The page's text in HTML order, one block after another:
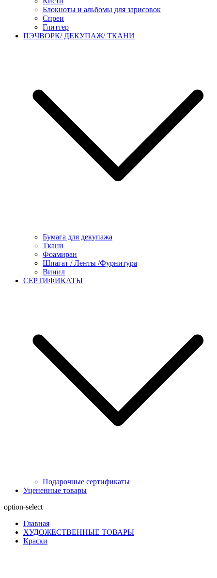
Блокноты и альбомы для зарисовок
Спреи
Глиттер
ПЭЧВОРК/ ДЕКУПАЖ/ ТКАНИ
Бумага для декупажа
Ткани
Фоамиран
Шпагат / Ленты /Фурнитура
Винил
СЕРТИФИКАТЫ
Подарочные сертификаты
Уцененные товары
option-select
Главная
ХУДОЖЕСТВЕННЫЕ ТОВАРЫ
Краски